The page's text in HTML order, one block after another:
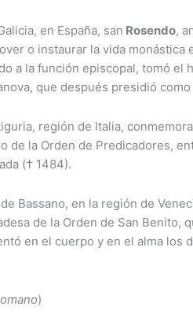
en España, san Rosendo,
o instaurar la vida monástica
a la función episcopal, tomó el
que después presidió como
región de Italia,
de la Orden de Predicadores,
(† 1484).
Bassano, en la región de
de la Orden de San Benito,
en el cuerpo y en el alma los
)